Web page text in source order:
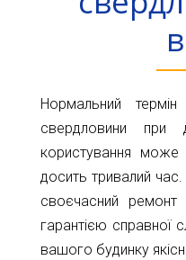
Новини
Статті
Відгуки
Контакти
м.Київ
вул.
Окружна,
4
(біля
гіпермаркету
Ашан)
Нормальний термін
свердловини при
користування
досить тривалий час.
своєчасний
гарантією справної
вашого будинку